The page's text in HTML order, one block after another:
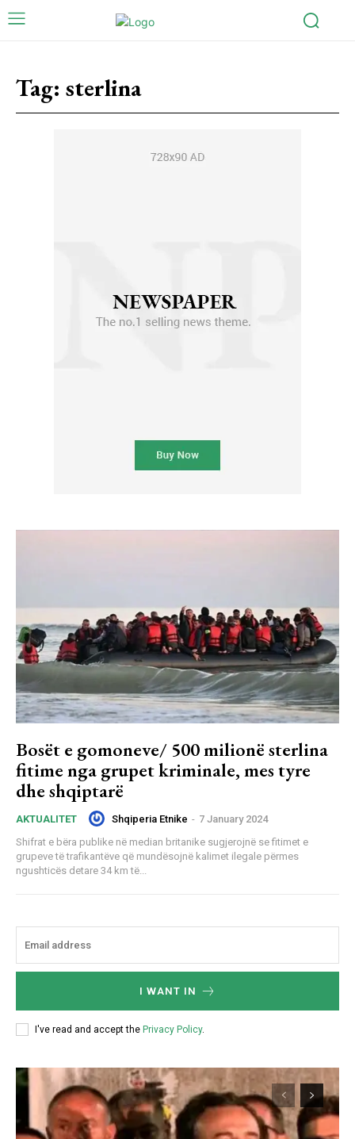
Tag: sterlina
Bosët e gomoneve/ 500 milionë sterlina
fitime nga grupet kriminale, mes tyre
dhe shqiptarë
AKTUALITET Shqiperia Etnike - 7 January 2024
Shifrat e bëra publike në median britanike sugjerojnë se fitimet e
grupeve të trafikantëve që mundësojnë kalimet ilegale përmes
ngushticës detare 34 km të...
I WANT IN
I've read and accept the Privacy Policy.